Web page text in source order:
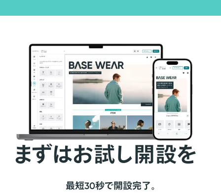
まずはお試し開設を
最短30秒で開設完了。